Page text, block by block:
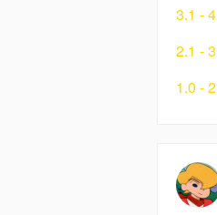
3.1 -
2.1 -
1.0 -